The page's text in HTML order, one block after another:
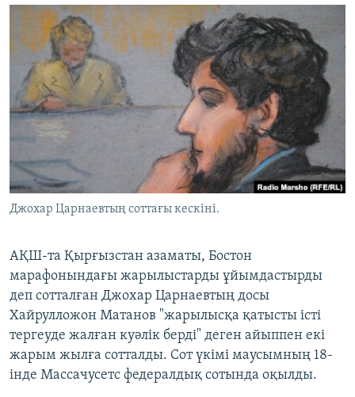
Skip
Search
ӘЛЕУМЕТ
ӘЛЕМ
АРНАЙЫ ЖОБАЛАР
Русский
Джохар Царнаевтың соттағы кескіні.
АҚШ-та Қырғызстан азаматы, Бостон
марафонындағы жарылыстарды ұйымдастырды
деп сотталған Джохар Царнаевтың досы
Хайрулложон Матанов "жарылысқа қатысты істі
тергеуде жалған куәлік берді" деген айыппен екі
жарым жылға сотталды. Сот үкімі маусымның 18-
інде Массачусетс федералдық сотында оқылды.